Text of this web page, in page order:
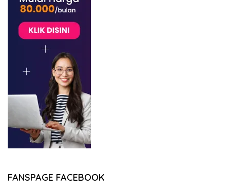
FANSPAGE FACEBOOK